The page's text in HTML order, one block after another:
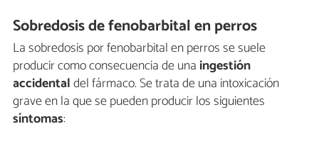
Sobredosis de fenobarbital en perros
La sobredosis por fenobarbital en perros se suele
producir como consecuencia de una ingestión
accidentaldel fármaco. Se trata de una intoxicación
grave en la que se pueden producir los siguientes
síntomas: